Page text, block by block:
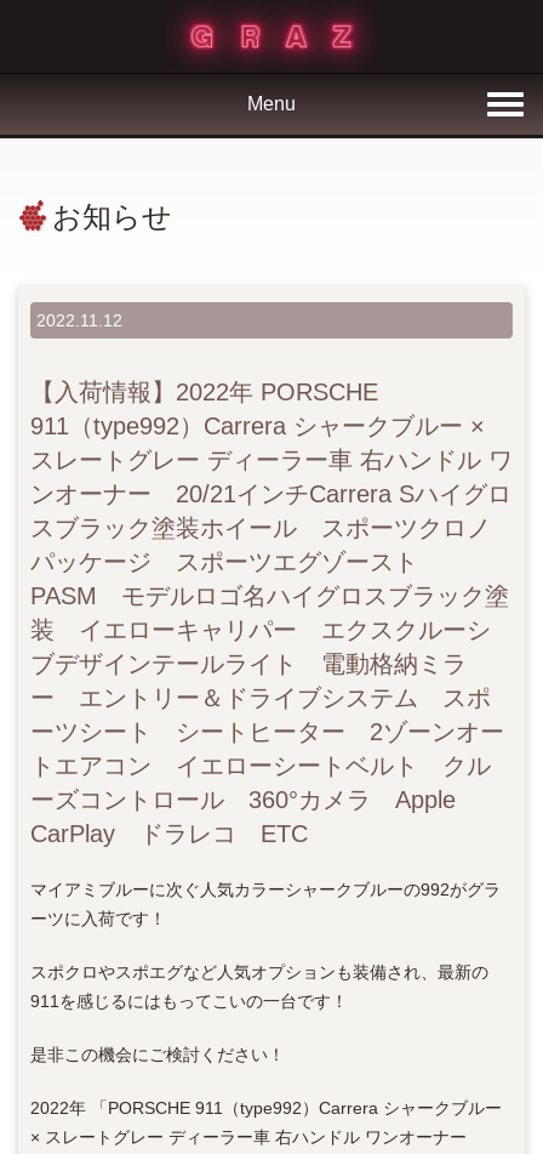
Menu
お知らせ
2022.11.12
【入荷情報】2022年 PORSCHE
911（type992）Carrera シャークブルー ×
スレートグレー ディーラー車 右ハンドル ワ
ンオーナー 20/21インチCarrera Sハイグロ
スブラック塗装ホイール スポーツクロノ
パッケージ スポーツエグゾースト
PASM モデルロゴ名ハイグロスブラック塗
装 イエローキャリパー エクスクルーシ
ブデザインテールライト 電動格納ミラ
ー エントリー＆ドライブシステム スポ
ーツシート シートヒーター 2ゾーンオー
トエアコン イエローシートベルト クル
ーズコントロール 360°カメラ Apple
CarPlay ドラレコ ETC
マイアミブルーに次ぐ人気カラーシャークブルーの992がグラ
ーツに入荷です！
スポクロやスポエグなど人気オプションも装備され、最新の
911を感じるにはもってこいの一台です！
是非この機会にご検討ください！
2022年 「PORSCHE 911（type992）Carrera シャークブルー
× スレートグレー ディーラー車 右ハンドル ワンオーナー